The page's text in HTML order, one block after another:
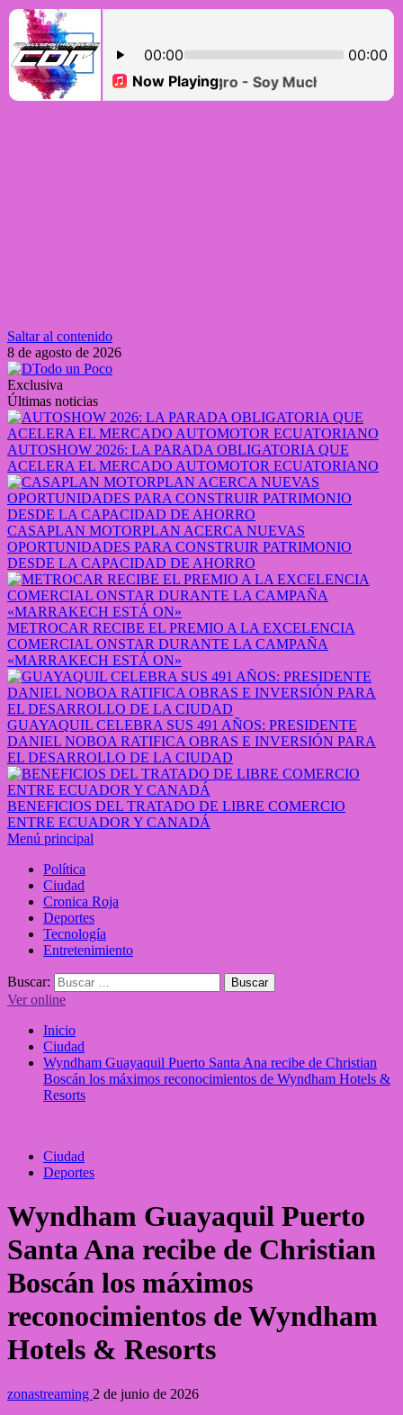
Saltar al contenido
8 de agosto de 2026
Exclusiva
Últimas noticias
AUTOSHOW 2026: LA PARADA OBLIGATORIA QUE
ACELERA EL MERCADO AUTOMOTOR ECUATORIANO
CASAPLAN MOTORPLAN ACERCA NUEVAS
OPORTUNIDADES PARA CONSTRUIR PATRIMONIO
DESDE LA CAPACIDAD DE AHORRO
METROCAR RECIBE EL PREMIO A LA EXCELENCIA
COMERCIAL ONSTAR DURANTE LA CAMPAÑA
«MARRAKECH ESTÁ ON»
GUAYAQUIL CELEBRA SUS 491 AÑOS: PRESIDENTE
DANIEL NOBOA RATIFICA OBRAS E INVERSIÓN PARA
EL DESARROLLO DE LA CIUDAD
BENEFICIOS DEL TRATADO DE LIBRE COMERCIO
ENTRE ECUADOR Y CANADÁ
Menú principal
Política
Ciudad
Cronica Roja
Deportes
Tecnología
Entretenimiento
Buscar:
Ver online
Inicio
Ciudad
Wyndham Guayaquil Puerto Santa Ana recibe de Christian
Boscán los máximos reconocimientos de Wyndham Hotels &
Resorts
Ciudad
Deportes
Wyndham Guayaquil Puerto
Santa Ana recibe de Christian
Boscán los máximos
reconocimientos de Wyndham
Hotels & Resorts
zonastreaming 2 de junio de 2026